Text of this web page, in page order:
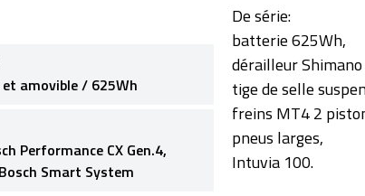
amovible / 625Wh
Performance CX Gen.4,
Smart System
De série:
batterie 625Wh,
dérailleur
tige de selle
freins MT4 2
pneus larges,
Intuvia 100.